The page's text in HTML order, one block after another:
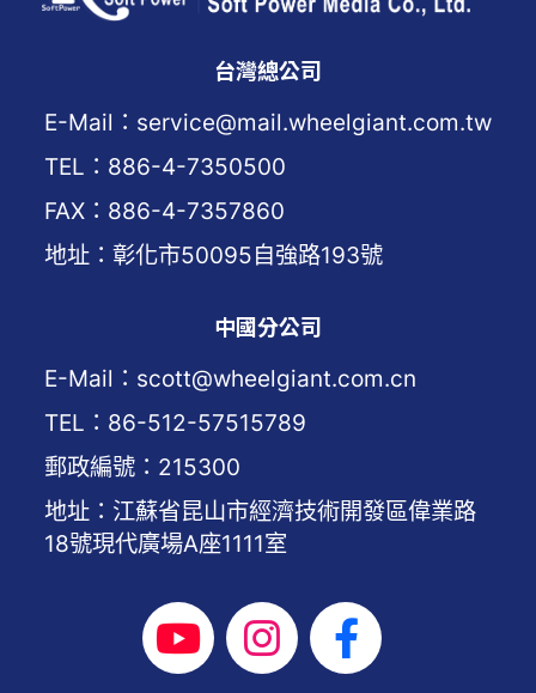
台灣總公司
E-Mail：service@mail.wheelgiant.com.tw
TEL：886-4-7350500
FAX：886-4-7357860
地址：彰化市50095自強路193號
中國分公司
E-Mail：scott@wheelgiant.com.cn
TEL：86-512-57515789
郵政編號：215300
地址：江蘇省昆山市經濟技術開發區偉業路
18號現代廣場A座1111室